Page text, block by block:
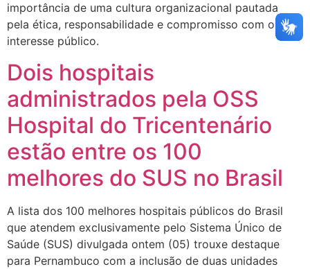
importância de uma cultura organizacional pautada
pela ética, responsabilidade e compromisso com o
interesse público.
Dois hospitais
administrados pela OSS
Hospital do Tricentenário
estão entre os 100
melhores do SUS no Brasil
A lista dos 100 melhores hospitais públicos do Brasil
que atendem exclusivamente pelo Sistema Único de
Saúde (SUS) divulgada ontem (05) trouxe destaque
para Pernambuco com a inclusão de duas unidades